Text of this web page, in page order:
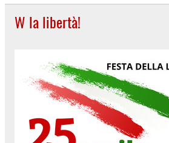
W la libertà!